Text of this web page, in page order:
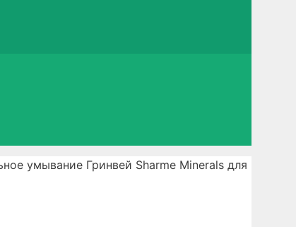
умывание Гринвей Sharme Minerals для